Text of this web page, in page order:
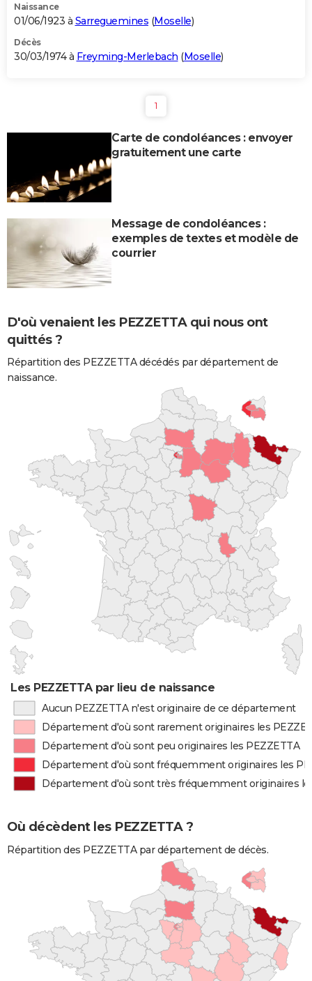
Naissance
01/06/1923 à Sarreguemines (Moselle)
Décès
30/03/1974 à Freyming-Merlebach (Moselle)
1
Carte de condoléances : envoyer
gratuitement une carte
Message de condoléances :
exemples de textes et modèle de
courrier
D'où venaient les PEZZETTA qui nous ont
quittés ?
Répartition des PEZZETTA décédés par département de
naissance.
Les PEZZETTA par lieu de naissance
Aucun PEZZETTA n'est originaire de ce département
Département d'où sont rarement originaires les
Département d'où sont peu originaires les PEZZETTA
Département d'où sont fréquemment originaires les
Département d'où sont très fréquemment originaires
Où décèdent les PEZZETTA ?
Répartition des PEZZETTA par département de décès.